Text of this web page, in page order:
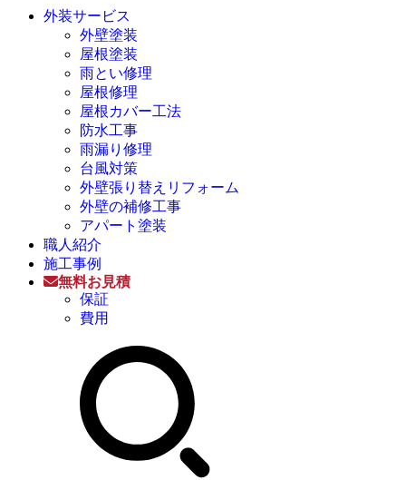
外装サービス
外壁塗装
屋根塗装
雨とい修理
屋根修理
屋根カバー工法
防水工事
雨漏り修理
台風対策
外壁張り替えリフォーム
外壁の補修工事
アパート塗装
職人紹介
施工事例
無料お見積
保証
費用